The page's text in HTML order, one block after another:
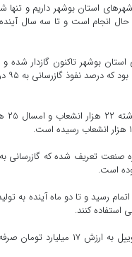
عنوان کرد: ۱۷۰ هزار انشعاب با ۱۵۰ هزار مشترک در شهرهای
است و تا سه سال آینده
است
صنعت تعریف شده که گازرسانی
است.
اینچ در دهه فجر سال گذشته به اتمام رسید و تا دو
حسینی بیان کرد: از محل گازرسانی به ۵۶ مرغداری در